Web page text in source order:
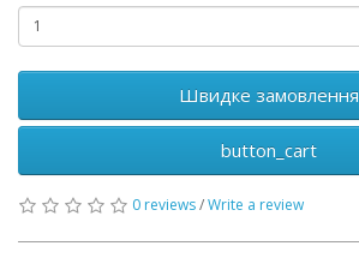
Швидке замовлення
button_cart
0 reviews/Write a review